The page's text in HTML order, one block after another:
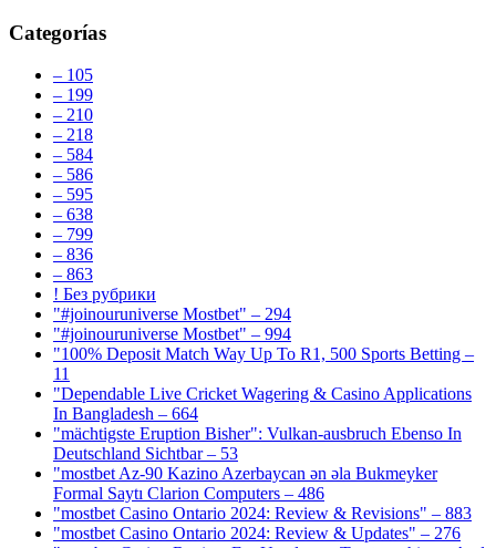
Categorías
– 105
– 199
– 210
– 218
– 584
– 586
– 595
– 638
– 799
– 836
– 863
! Без рубрики
"#joinouruniverse Mostbet" – 294
"#joinouruniverse Mostbet" – 994
"100% Deposit Match Way Up To R1, 500 Sports Betting –
11
"Dependable Live Cricket Wagering & Casino Applications
In Bangladesh – 664
"mächtigste Eruption Bisher": Vulkan-ausbruch Ebenso In
Deutschland Sichtbar – 53
"mostbet Az-90 Kazino Azerbaycan ən əla Bukmeyker
Formal Saytı Clarion Computers – 486
"mostbet Casino Ontario 2024: Review & Revisions" – 883
"mostbet Casino Ontario 2024: Review & Updates" – 276